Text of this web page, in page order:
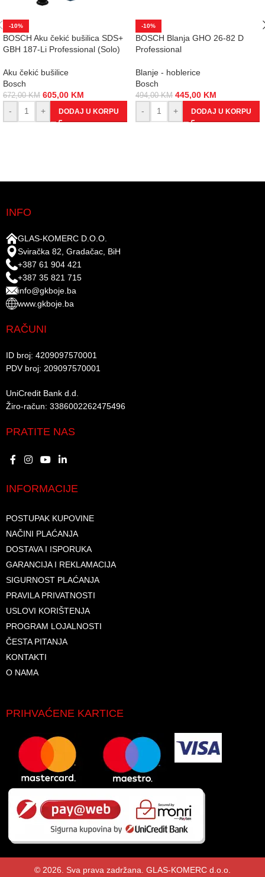
-10%
BOSCH Aku čekić bušilica SDS+
GBH 187-Li Professional (Solo)
Aku čekić bušilice
Bosch
672,00KM 605,00 KM
-
+ DODAJ U KORPU
-10%
BOSCH Blanja GHO 26-82 D
Professional
Blanje - hoblerice
Bosch
494,00KM 445,00 KM
-
+ DODAJ U KORPU
INFO
GLAS-KOMERC D.O.O.
Sviračka 82, Gradačac, BiH
+387 61 904 421
+387 35 821 715
info@gkboje.ba
www.gkboje.ba
RAČUNI
ID broj: 4209097570001​
PDV broj: 209097570001 ​
UniCredit Bank d.d.​
Žiro-račun: 3386002262475496​​
PRATITE NAS
INFORMACIJE
POSTUPAK KUPOVINE
NAČINI PLAĆANJA
DOSTAVA I ISPORUKA
GARANCIJA I REKLAMACIJA
SIGURNOST PLAĆANJA
PRAVILA PRIVATNOSTI
USLOVI KORIŠTENJA
PROGRAM LOJALNOSTI
ČESTA PITANJA
KONTAKTI
O NAMA
PRIHVAĆENE KARTICE
© 2026. Sva prava zadržana. GLAS-KOMERC d.o.o.